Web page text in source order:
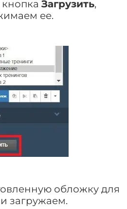
Загрузить,
ее.
обложку для
загружаем.